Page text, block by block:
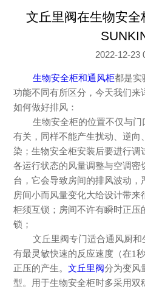
文丘里阀在生物安
2022-12-23
生物安全柜和通风柜都是实
功能不同有所区分，今天我们来
如何做好排风：
生物安全柜的位置不仅与
有关，同样不能产生扰动、逆向
染；生物安全柜安装后要进行调
各运行状态的风量调整与空调密
台，它会导致房间的排风波动，
房间小而风量变化大给设计带
柜须互锁；房间不许有瞬时正压
锁；
文丘里阀专门适合通风厨
有最灵敏快速的反应速度（在1
正压的产生。 文丘里阀分为变风
型。用于生物安全柜时多采用双